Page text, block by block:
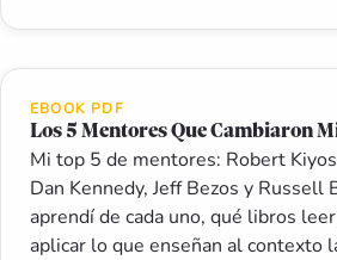
EBOOK PDF
Los 5 Mentores Que Cambiaron
Mi top 5 de mentores: Robert
Dan Kennedy, Jeff Bezos y Russell
aprendí de cada uno, qué libros
aplicar lo que enseñan al contexto